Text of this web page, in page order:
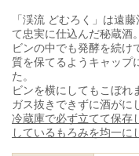
「渓流 どむろく」は遠
て忠実に仕込んだ秘蔵酒。
ビンの中でも発酵を続け
質を保てるようキャップ
た。
ビンを横にしてもこぼれ
ガス抜きできずに酒がに
冷蔵庫で必ず立てて保存
しているもろみを均一に